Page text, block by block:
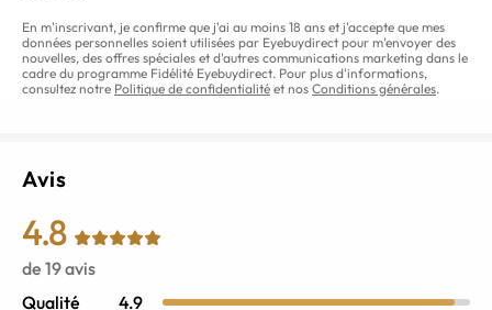
En m'inscrivant, je confirme que j'ai au moins 18 ans et j'accepte que mes
données personnelles soient utilisées par Eyebuydirect pour m'envoyer des
nouvelles, des offres spéciales et d'autres communications marketing dans le
cadre du programme Fidélité Eyebuydirect. Pour plus d'informations,
consultez notre Politique de confidentialité et nos Conditions générales.
Avis
4.8
de 19avis
Qualité
4.9